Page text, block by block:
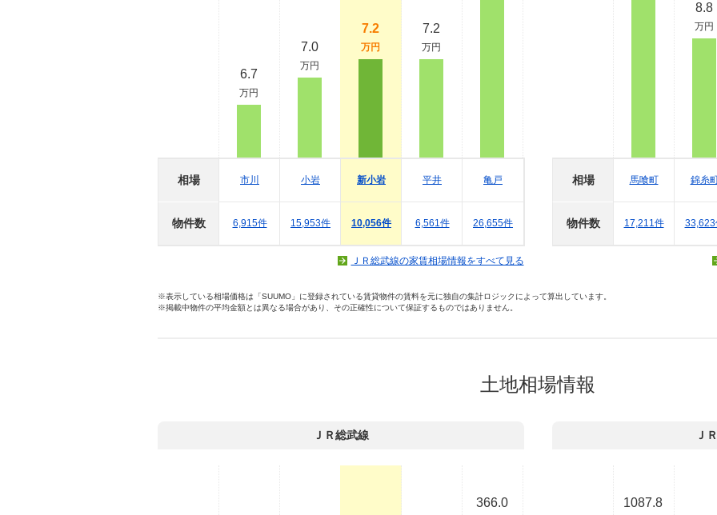
相場
物件数
6.7
万円
市川
6,915件
7.0
万円
小岩
15,953件
7.2
万円
新小岩
10,056件
7.2
万円
平井
6,561件
亀戸
26,655件
ＪＲ総武線の家賃相場情報をすべて見る
相場
物件数
馬喰町
17,211件
8.8
万円
錦糸
33,623
※表示している相場価格は「SUUMO」に登録されている賃貸物件の賃料を元に独自の集計ロジックによって算出しています。
※掲載中物件の平均金額とは異なる場合があり、その正確性について保証するものではありません。
土地相場情報
ＪＲ総武線
366.0
Ｊ
1087.8